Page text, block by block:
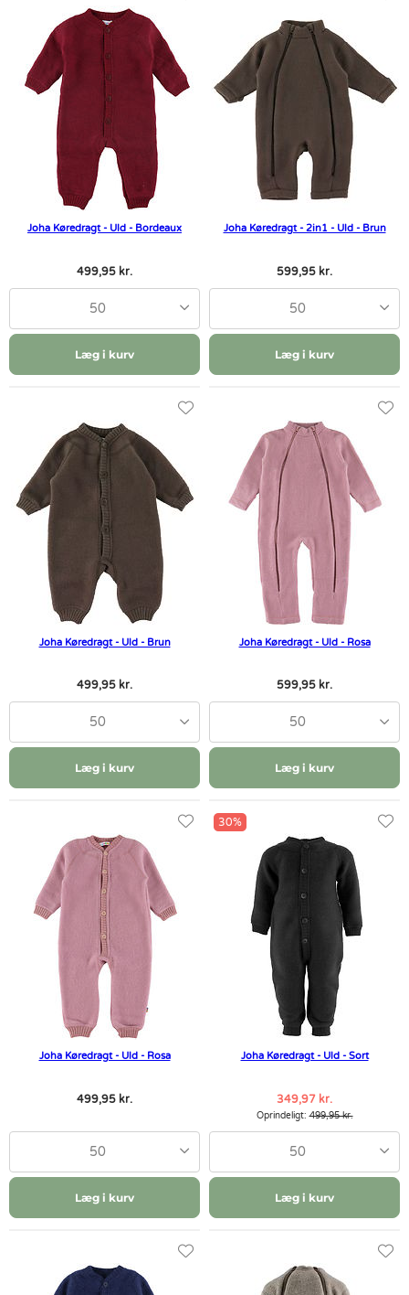
Joha Køredragt - Uld - Bordeaux
499,95 kr.
50
Læg i kurv
Joha Køredragt - 2in1 - Uld - Brun
599,95 kr.
50
Læg i kurv
Joha Køredragt - Uld - Brun
499,95 kr.
50
Læg i kurv
Joha Køredragt - Uld - Rosa
599,95 kr.
50
Læg i kurv
Joha Køredragt - Uld - Rosa
499,95 kr.
50
Læg i kurv
30%
Joha Køredragt - Uld - Sort
349,97 kr.
Oprindeligt:499,95 kr.
50
Læg i kurv